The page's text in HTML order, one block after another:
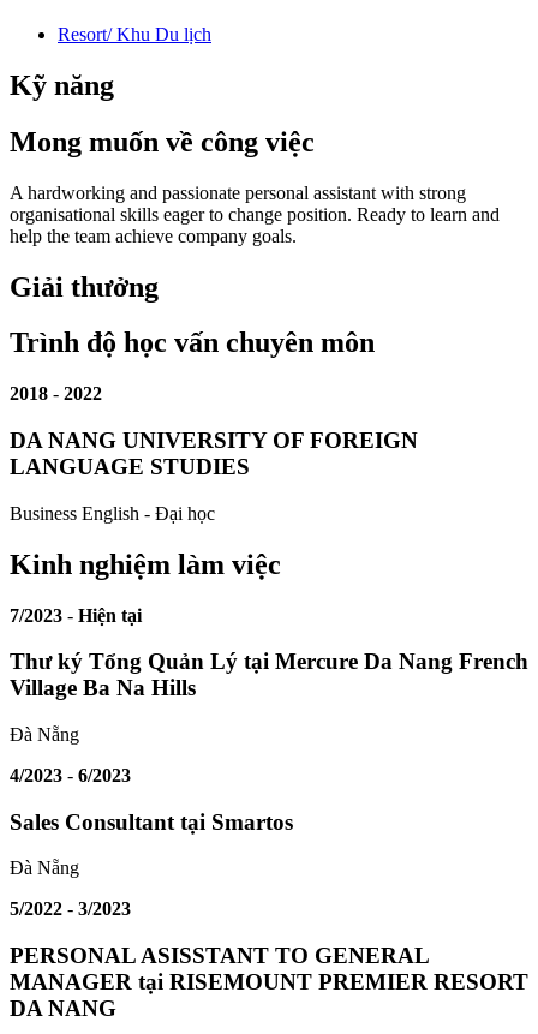
Resort/ Khu Du lịch
Kỹ năng
Mong muốn về công việc
A hardworking and passionate personal assistant with strong
organisational skills eager to change position. Ready to learn and
help the team achieve company goals.
Giải thưởng
Trình độ học vấn chuyên môn
2018 - 2022
DA NANG UNIVERSITY OF FOREIGN
LANGUAGE STUDIES
Business English - Đại học
Kinh nghiệm làm việc
7/2023 - Hiện tại
Thư ký Tổng Quản Lý tại Mercure Da Nang French
Village Ba Na Hills
Đà Nẵng
4/2023 - 6/2023
Sales Consultant tại Smartos
Đà Nẵng
5/2022 - 3/2023
PERSONAL ASISSTANT TO GENERAL
MANAGER tại RISEMOUNT PREMIER RESORT
DA NANG